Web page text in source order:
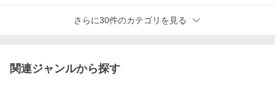
さらに30件のカテゴリを見る
関連ジャンルから探す